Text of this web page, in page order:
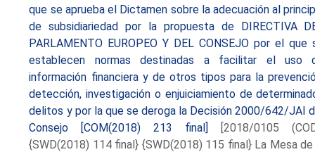
que se aprueba el Dictamen sobre la adecuación al
de subsidiariedad por la propuesta de DIRECTIVA
PARLAMENTO EUROPEO Y DEL CONSEJO por el que
establecen normas destinadas a facilitar el uso
información financiera y de otros tipos para la
detección, investigación o enjuiciamiento de
delitos y por la que se deroga la Decisión 2000/642/JAI
Consejo [COM(2018) 213 final]
[2018/0105
{SWD(2018) 114 final} {SWD(2018) 115 final} La Mesa